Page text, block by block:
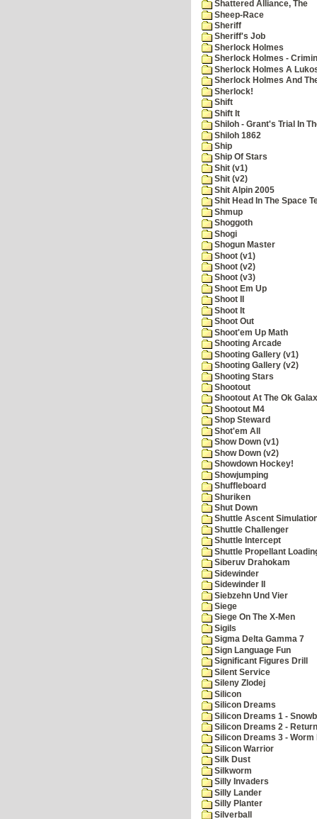
Shattered Alliance, The
Sheep-Race
Sheriff
Sheriff's Job
Sherlock Holmes
Sherlock Holmes -
Sherlock Holmes A
Sherlock Holmes And
Sherlock!
Shift
Shift It
Shiloh - Grant's Trial In
Shiloh 1862
Ship
Ship Of Stars
Shit (v1)
Shit (v2)
Shit Alpin 2005
Shit Head In The Space
Shmup
Shoggoth
Shogi
Shogun Master
Shoot (v1)
Shoot (v2)
Shoot (v3)
Shoot Em Up
Shoot II
Shoot It
Shoot Out
Shoot'em Up Math
Shooting Arcade
Shooting Gallery (v1)
Shooting Gallery (v2)
Shooting Stars
Shootout
Shootout At The Ok
Shootout M4
Shop Steward
Shot'em All
Show Down (v1)
Show Down (v2)
Showdown Hockey!
Showjumping
Shuffleboard
Shuriken
Shut Down
Shuttle Ascent
Shuttle Challenger
Shuttle Intercept
Shuttle Propellant
Siberuv Drahokam
Sidewinder
Sidewinder II
Siebzehn Und Vier
Siege
Siege On The X-Men
Sigils
Sigma Delta Gamma 7
Sign Language Fun
Significant Figures Drill
Silent Service
Sileny Zlodej
Silicon
Silicon Dreams
Silicon Dreams 1 -
Silicon Dreams 2 -
Silicon Dreams 3 - Worm
Silicon Warrior
Silk Dust
Silkworm
Silly Invaders
Silly Lander
Silly Planter
Silverball